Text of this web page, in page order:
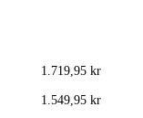
1.719,95 kr
1.549,95 kr